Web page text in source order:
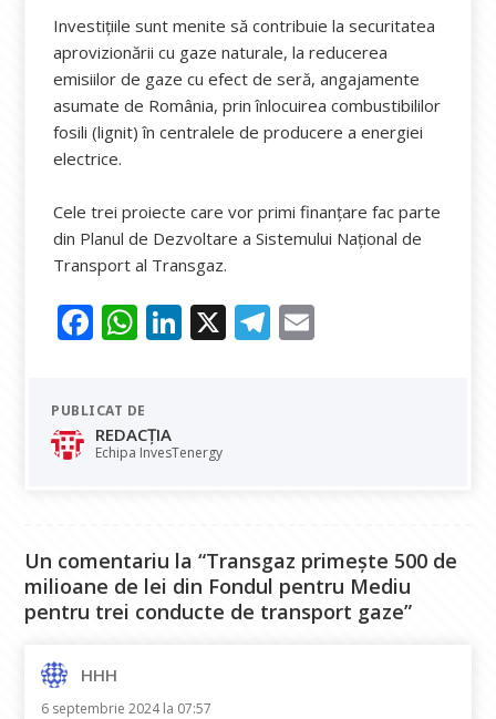
Investițiile sunt menite să contribuie la securitatea
aprovizionării cu gaze naturale, la reducerea
emisiilor de gaze cu efect de seră, angajamente
asumate de România, prin înlocuirea combustibililor
fosili (lignit) în centralele de producere a energiei
electrice.
Cele trei proiecte care vor primi finanțare fac parte
din Planul de Dezvoltare a Sistemului Național de
Transport al Transgaz.
F
e
b
o
W
at
s
A
Li
dI
X T
PUBLICAT DE
REDACȚIA
Echipa InvesTenergy
Un comentariu la “Transgaz primește 500 de
milioane de lei din Fondul pentru Mediu
pentru trei conducte de transport gaze”
HHH
6 septembrie 2024 la 07:57